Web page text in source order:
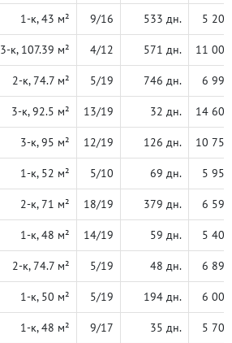
1-к, 43 м² 9/16 533 дн. 5
3-к, 107.39 м² 4/12 571 дн. 11
2-к, 74.7 м² 5/19 746 дн. 6
3-к, 92.5 м² 13/19 32 дн. 14
3-к, 95 м² 12/19 126 дн. 10
1-к, 52 м² 5/10 69 дн. 5
2-к, 71 м² 18/19 379 дн. 6
1-к, 48 м² 14/19 59 дн. 5
2-к, 74.7 м² 5/19 48 дн. 6
1-к, 50 м² 5/19 194 дн. 6
1-к, 48 м² 9/17 35 дн. 5